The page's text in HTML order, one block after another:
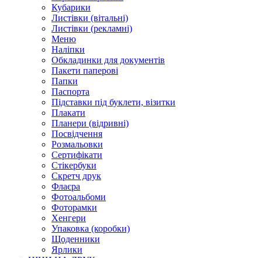
Кубарики
Листівки (вітальні)
Листівки (рекламні)
Меню
Наліпки
Обкладинки для документів
Пакети паперові
Папки
Паспорта
Підставки під буклети, візитки
Плакати
Планери (відривні)
Посвідчення
Розмальовки
Сертифікати
Стікербуки
Скретч друк
Флаєра
Фотоальбоми
Фоторамки
Хенгери
Упаковка (коробки)
Щоденники
Ярлики